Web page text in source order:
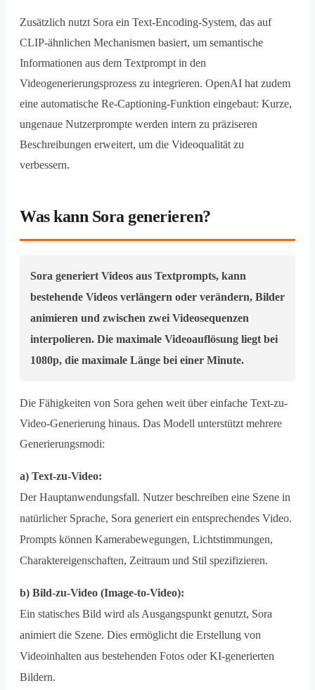
Zusätzlich nutzt Sora ein Text-Encoding-System, das auf
CLIP-ähnlichen Mechanismen basiert, um semantische
Informationen aus dem Textprompt in den
Videogenerierungsprozess zu integrieren. OpenAI hat zudem
eine automatische Re-Captioning-Funktion eingebaut: Kurze,
ungenaue Nutzerprompte werden intern zu präziseren
Beschreibungen erweitert, um die Videoqualität zu
verbessern.
Was kann Sora generieren?
Sora generiert Videos aus Textprompts, kann
bestehende Videos verlängern oder verändern, Bilder
animieren und zwischen zwei Videosequenzen
interpolieren. Die maximale Videoauflösung liegt bei
1080p, die maximale Länge bei einer Minute.
Die Fähigkeiten von Sora gehen weit über einfache Text-zu-
Video-Generierung hinaus. Das Modell unterstützt mehrere
Generierungsmodi:
a) Text-zu-Video:
Der Hauptanwendungsfall. Nutzer beschreiben eine Szene in
natürlicher Sprache, Sora generiert ein entsprechendes Video.
Prompts können Kamerabewegungen, Lichtstimmungen,
Charaktereigenschaften, Zeitraum und Stil spezifizieren.
b) Bild-zu-Video (Image-to-Video):
Ein statisches Bild wird als Ausgangspunkt genutzt, Sora
animiert die Szene. Dies ermöglicht die Erstellung von
Videoinhalten aus bestehenden Fotos oder KI-generierten
Bildern.